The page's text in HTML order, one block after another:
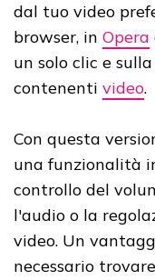
dal tuo video
browser, in Opera
un solo clic e
contenenti video.
Con questa
una funzionalità
controllo del
l'audio o la
video. Un
necessario